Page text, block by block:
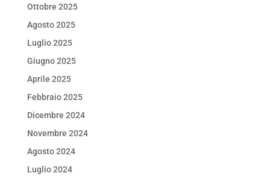
Ottobre 2025
Agosto 2025
Luglio 2025
Giugno 2025
Aprile 2025
Febbraio 2025
Dicembre 2024
Novembre 2024
Agosto 2024
Luglio 2024